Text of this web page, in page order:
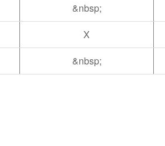
&nbsp;
X
&nbsp;